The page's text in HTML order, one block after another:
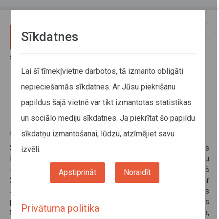
Sākums
Latvijas - Krievijas Kopējās
komisijas sanāksme
03. novembris 2014
Saskaņā ar 1996. gada 16. martā parakstīto Latvijas
Krievijas starpvaldību nolīgumu par automobiļu
starptautisko satiksmi, š.g. 29. oktobrī Rīgā notika kārtējā
20. Latvijas - Krievijas Kopējās komisijas sanāksme par
starptautisko autopārvadājumu jautājumiem. No Latvijas
puses sanāksmē piedalījās Latvijas Republikas
Satiksmes ministrijas un Autotransporta departamenta,
Sīkdatnes
Lai šī tīmekļvietne darbotos, tā izmanto obligāti
nepieciešamās sīkdatnes. Ar Jūsu piekrišanu
papildus šajā vietnē var tikt izmantotas statistikas
un sociālo mediju sīkdatnes. Ja piekrītat šo papildu
sīkdatņu izmantošanai, lūdzu, atzīmējiet savu
izvēli:
Apstiprināt Noraidīt
Privātuma politika